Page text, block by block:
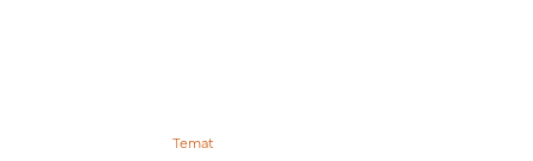
Temat